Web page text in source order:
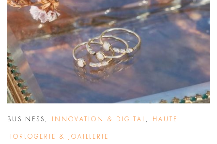
BUSINESS INNOVATION & DIGITAL HAUTE
HORLOGERIE & JOAILLERIE